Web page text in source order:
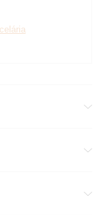
. Motív vytlačíme